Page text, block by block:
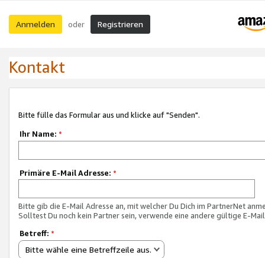
Anmelden oder Registrieren
Kontakt
Bitte fülle das Formular aus und klicke auf "Senden".
Ihr Name: *
Primäre E-Mail Adresse: *
Bitte gib die E-Mail Adresse an, mit welcher Du Dich im PartnerNet
Solltest Du noch kein Partner sein, verwende eine andere gültige E-
Betreff: *
Bitte wähle eine Betreffzeile aus.